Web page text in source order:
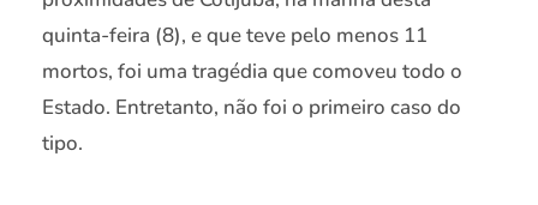
quinta-feira (8), e que teve pelo menos 11
mortos, foi uma tragédia que comoveu todo o
Estado. Entretanto, não foi o primeiro caso do
tipo.